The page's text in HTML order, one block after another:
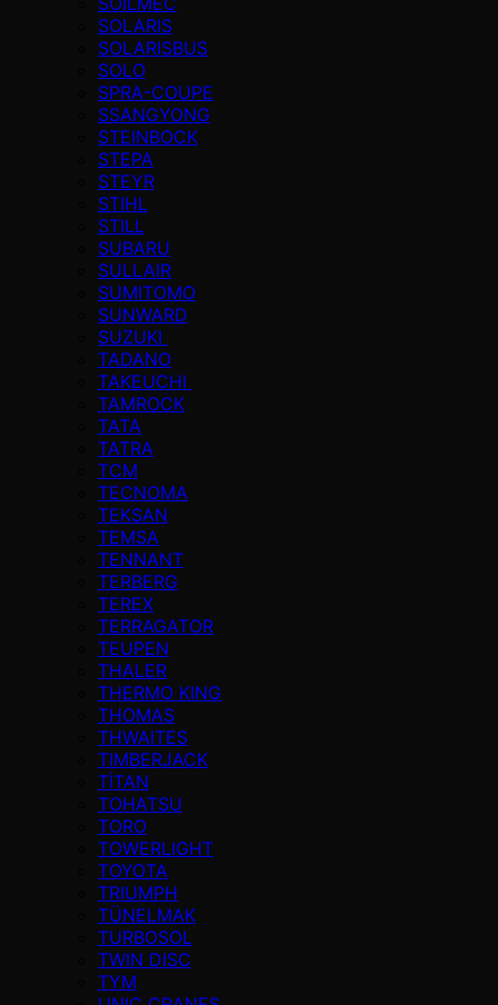
SOLARIS
SOLARISBUS
SOLO
SPRA-COUPE
SSANGYONG
STEINBOCK
STEPA
STEYR
STIHL
STILL
SUBARU
SULLAIR
SUMITOMO
SUNWARD
SUZUKI
TADANO
TAKEUCHI
TAMROCK
TATA
TATRA
TCM
TECNOMA
TEKSAN
TEMSA
TENNANT
TERBERG
TEREX
TERRAGATOR
TEUPEN
THALER
THERMO KING
THOMAS
THWAITES
TIMBERJACK
TİTAN
TOHATSU
TORO
TOWERLIGHT
TOYOTA
TRIUMPH
TÜNELMAK
TURBOSOL
TWIN DISC
TYM